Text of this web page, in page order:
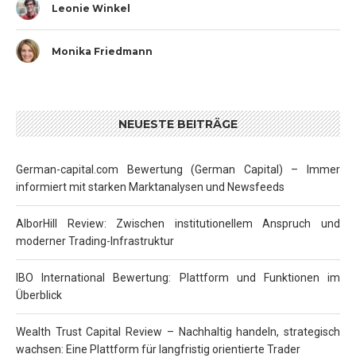
Leonie Winkel
Monika Friedmann
NEUESTE BEITRÄGE
German-capital.com Bewertung (German Capital) – Immer
informiert mit starken Marktanalysen und Newsfeeds
AlborHill Review: Zwischen institutionellem Anspruch und
moderner Trading-Infrastruktur
IBO International Bewertung: Plattform und Funktionen im
Überblick
Wealth Trust Capital Review – Nachhaltig handeln, strategisch
wachsen: Eine Plattform für langfristig orientierte Trader